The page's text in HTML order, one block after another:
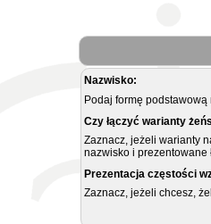
Nazwisko:
Podaj formę
Czy łączyć warianty
Zaznacz, jeżeli warianty
nazwisko i prezentowane
Prezentacja częstości
Zaznacz, jeżeli chcesz,